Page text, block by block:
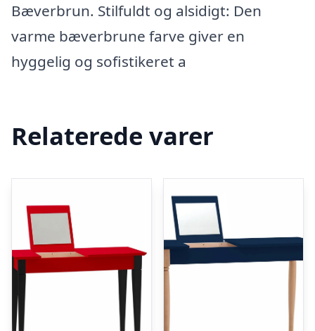
Bæverbrun. Stilfuldt og alsidigt: Den
varme bæverbrune farve giver en
hyggelig og sofistikeret a
Relaterede varer